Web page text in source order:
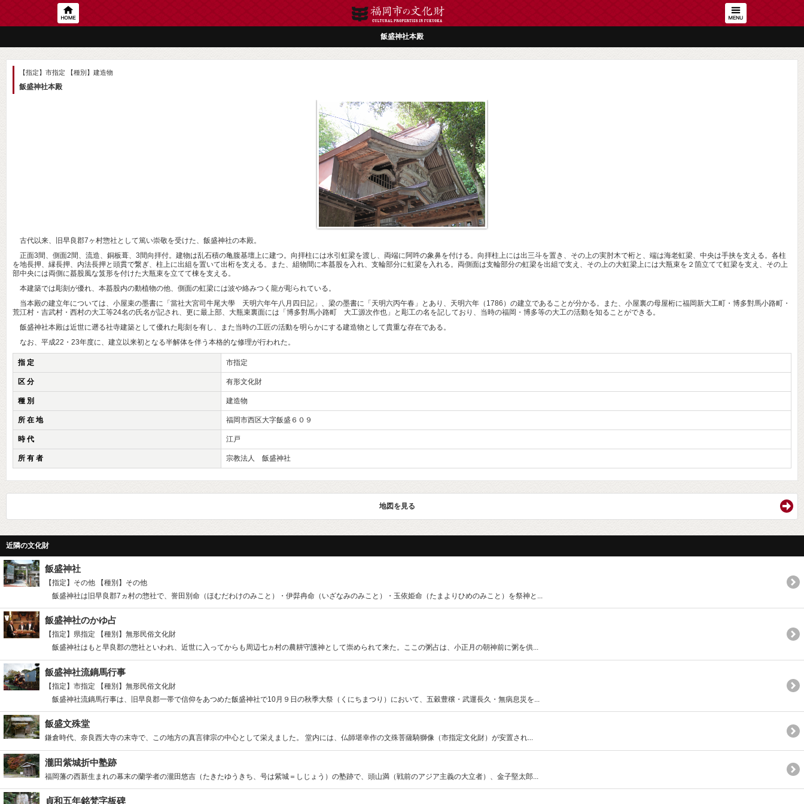
飯盛神社本殿
【指定】市指定 【種別】建造物
飯盛神社本殿
古代以来、旧早良郡7ヶ村惣社として篤い崇敬を受けた、飯盛神社の本殿。
正面3間、側面2間、流造、銅板葺、3間向拝付。建物は乱石積の亀腹基壇上に建つ。向拝柱には水引虹梁を渡し、両端に阿吽の象鼻を付ける。向拝柱上には出三斗を置き、その上の実肘木で桁と、端は海老虹梁、中央は手挟を支える。各柱
を地長押、縁長押、内法長押と頭貫で繋ぎ、柱上に出組を置いて出桁を支える。また、組物間に本蟇股を入れ、支輪部分に虹梁を入れる。両側面は支輪部分の虹梁を出組で支え、その上の大虹梁上には大瓶束を２箇立てて虹梁を支え、その上
部中央には両側に蟇股風な笈形を付けた大瓶束を立てて棟を支える。
本建築では彫刻が優れ、本蟇股内の動植物の他、側面の虹梁には波や絡みつく龍が彫られている。
当本殿の建立年については、小屋束の墨書に「當社大宮司牛尾大學 天明六年午八月四日記」、梁の墨書に「天明六丙午春」とあり、天明六年（1786）の建立であることが分かる。また、小屋裏の母屋桁に福岡新大工町・博多對馬小路町・
荒江村・吉武村・西村の大工等24名の氏名が記され、更に最上部、大瓶束裏面には「博多對馬小路町 大工源次作也」と彫工の名を記しており、当時の福岡・博多等の大工の活動を知ることができる。
飯盛神社本殿は近世に遡る社寺建築として優れた彫刻を有し、また当時の工匠の活動を明らかにする建造物として貴重な存在である。
なお、平成22・23年度に、建立以来初となる半解体を伴う本格的な修理が行われた。
指 定 市指定
区 分 有形文化財
種 別 建造物
所 在 地 福岡市西区大字飯盛６０９
時 代 江戸
所 有 者 宗教法人 飯盛神社
地図を見る
近隣の文化財
飯盛神社
【指定】その他
【種別】その他
飯盛神社は旧早良郡7ヵ村の惣社で、誉田別命（ほむだわけのみこと）・伊弉冉命（いざなみのみこと）・玉依姫命（たまよりひめのみこと）を祭神と...
飯盛神社のかゆ占
【指定】県指定
【種別】無形民俗文化財
飯盛神社はもと早良郡の惣社といわれ、近世に入ってからも周辺七ヵ村の農耕守護神として崇められて来た。ここの粥占は、小正月の朝神前に粥を供...
飯盛神社流鏑馬行事
【指定】市指定
【種別】無形民俗文化財
飯盛神社流鏑馬行事は、旧早良郡一帯で信仰をあつめた飯盛神社で10月９日の秋季大祭（くにちまつり）において、五穀豊穣・武運長久・無病息災を...
飯盛文殊堂
鎌倉時代、奈良西大寺の末寺で、この地方の真言律宗の中心として栄えました。 堂内には、仏師堪幸作の文殊菩薩騎獅像（市指定文化財）が安置され...
瀧田紫城折中塾跡
福岡藩の西新生まれの幕末の蘭学者の瀧田悠吉（たきたゆうきち、号は紫城＝しじょう）の塾跡で、頭山満（戦前のアジア主義の大立者）、金子堅太郎...
貞和五年銘梵字板碑